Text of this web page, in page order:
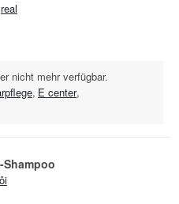
real
nicht mehr verfügbar.
, E center,